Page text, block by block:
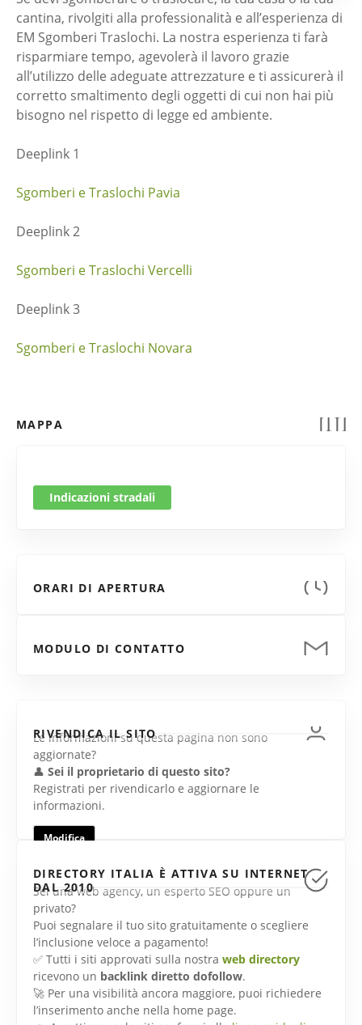
cantina, rivolgiti alla professionalità e all’esperienza di
EM Sgomberi Traslochi. La nostra esperienza ti farà
risparmiare tempo, agevolerà il lavoro grazie
all’utilizzo delle adeguate attrezzature e ti assicurerà il
corretto smaltimento degli oggetti di cui non hai più
bisogno nel rispetto di legge ed ambiente.
Deeplink 1
Sgomberi e Traslochi Pavia
Deeplink 2
Sgomberi e Traslochi Vercelli
Deeplink 3
Sgomberi e Traslochi Novara
MAPPA
Indicazioni stradali
ORARI DI APERTURA
MODULO DI CONTATTO
RIVENDICA IL SITO
Le informazioni su questa pagina non sono
aggiornate?
👤 Sei il proprietario di questo sito?
Registrati per rivendicarlo e aggiornare le
informazioni.
Modifica
DIRECTORY ITALIA È ATTIVA SU INTERNET
DAL 2010
Sei una web agency, un esperto SEO oppure un
privato?
Puoi segnalare il tuo sito gratuitamente o scegliere
l’inclusione veloce a pagamento!
✅ Tutti i siti approvati sulla nostra web directory
ricevono un backlink diretto dofollow.
🚀 Per una visibilità ancora maggiore, puoi richiedere
l’inserimento anche nella home page.